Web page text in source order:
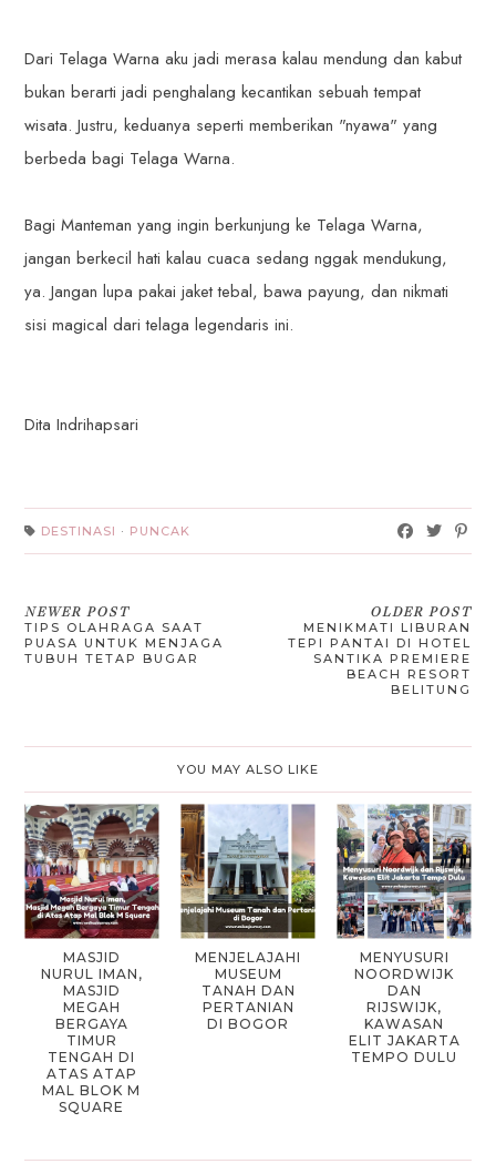
Dari Telaga Warna aku jadi merasa kalau mendung dan kabut
bukan berarti jadi penghalang kecantikan sebuah tempat
wisata. Justru, keduanya seperti memberikan "nyawa" yang
berbeda bagi Telaga Warna.
Bagi Manteman yang ingin berkunjung ke Telaga Warna,
jangan berkecil hati kalau cuaca sedang nggak mendukung,
ya. Jangan lupa pakai jaket tebal, bawa payung, dan nikmati
sisi magical dari telaga legendaris ini.
Dita Indrihapsari
DESTINASI · PUNCAK
NEWER POST
TIPS OLAHRAGA SAAT
PUASA UNTUK MENJAGA
TUBUH TETAP BUGAR
OLDER POST
MENIKMATI LIBURAN
TEPI PANTAI DI HOTEL
SANTIKA PREMIERE
BEACH RESORT
BELITUNG
YOU MAY ALSO LIKE
MASJID
NURUL IMAN,
MASJID
MEGAH
BERGAYA
TIMUR
TENGAH DI
ATAS ATAP
MAL BLOK M
SQUARE
MENJELAJAHI
MUSEUM
TANAH DAN
PERTANIAN
DI BOGOR
MENYUSURI
NOORDWIJK
DAN
RIJSWIJK,
KAWASAN
ELIT JAKARTA
TEMPO DULU